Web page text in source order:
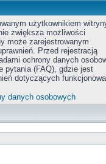
użytkownikiem
zwiększa możliwości
może zarejestrowanym
Przed rejestracją
ochrony danych
pytania (FAQ), gdzie jest
dotyczących
danych osobowych